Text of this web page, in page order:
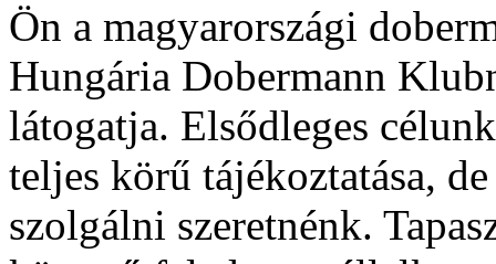
Ön a magyarországi
Hungária Dobermann
látogatja. Elsődleges
teljes körű tájékoztatása,
szolgálni szeretnénk.